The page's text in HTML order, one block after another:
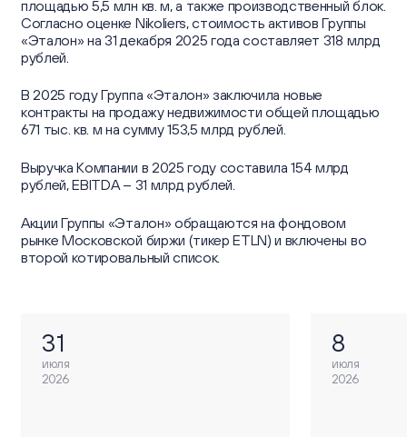
площадью 5,5 млн кв. м, а также производственный блок.
Согласно оценке Nikoliers, стоимость активов Группы
«Эталон» на 31 декабря 2025 года составляет 318 млрд
рублей.
В 2025 году Группа «Эталон» заключила новые
контракты на продажу недвижимости общей площадью
671 тыс. кв. м на сумму 153,5 млрд рублей.
Выручка Компании в 2025 году составила 154 млрд
рублей, EBITDA – 31 млрд рублей.
Акции Группы «Эталон» обращаются на фондовом
рынке Московской биржи (тикер ETLN) и включены во
второй котировальный список.
31
июля
2026
8
июля
2026